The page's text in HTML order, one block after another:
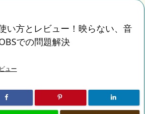
い方とレビュー！映らない、音
での問題解決
ュー